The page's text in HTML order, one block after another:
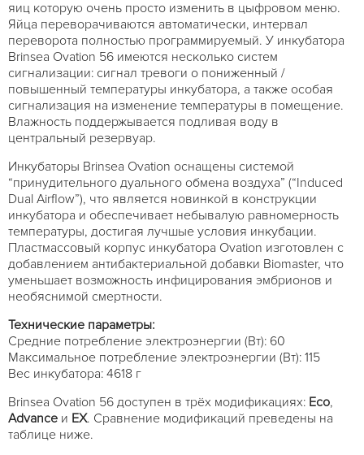
яиц которую очень просто изменить в цыфровом меню.
Яйца переворачиваются автоматически, интервал
переворота полностью программируемый. У инкубатора
Brinsea Ovation 56 имеются несколько систем
сигнализации: сигнал тревоги о пониженный /
повышенный температуры инкубатора, а также особая
сигнализация на изменение температуры в помещение.
Влажность поддержывается подливая воду в
центральный резервуар.
Инкубаторы Brinsea Ovation оснащены системой
“принудительного дуального обмена воздуха” (“Induced
Dual Airflow”), что является новинкой в конструкции
инкубатора и обеспечивает небывалую равномерность
температуры, достигая лучшые условия инкубации.
Пластмассовый корпус инкубатора Ovation изготовлен с
добавлением антибактериальной добавки Biomaster, что
уменьшает возможность инфицирования эмбрионов и
необяснимой смертности.
Технические параметры:
Средние потребление электроэнергии (Вт): 60
Максимальное потребление электроэнергии (Вт): 115
Вес инкубатора: 4618 г
Brinsea Ovation 56 доступен в трёх модификациях: Eco,
Advance и EX. Сравнение модификаций преведены на
таблице ниже.